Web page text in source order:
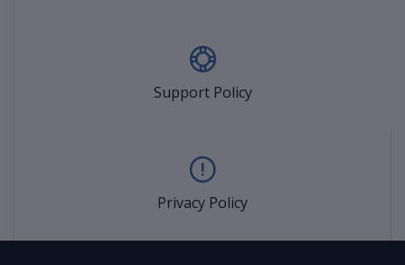
Support Policy
Privacy Policy